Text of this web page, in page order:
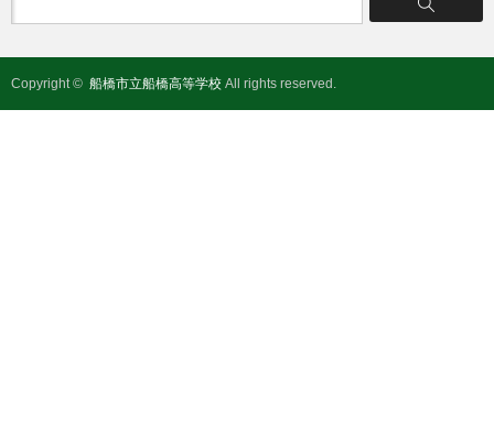
Copyright © 船橋市立船橋高等学校 All rights reserved.